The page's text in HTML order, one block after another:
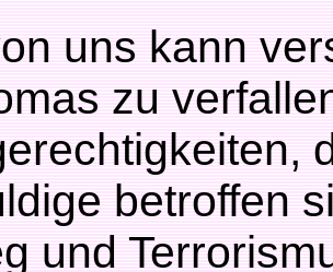
uns kann
zu
betroffen
und